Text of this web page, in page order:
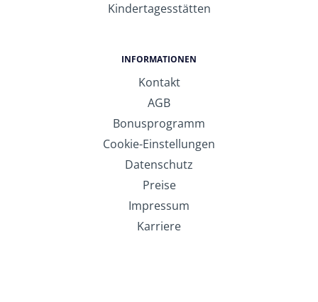
Kindertagesstätten
INFORMATIONEN
Kontakt
AGB
Bonusprogramm
Cookie-Einstellungen
Datenschutz
Preise
Impressum
Karriere